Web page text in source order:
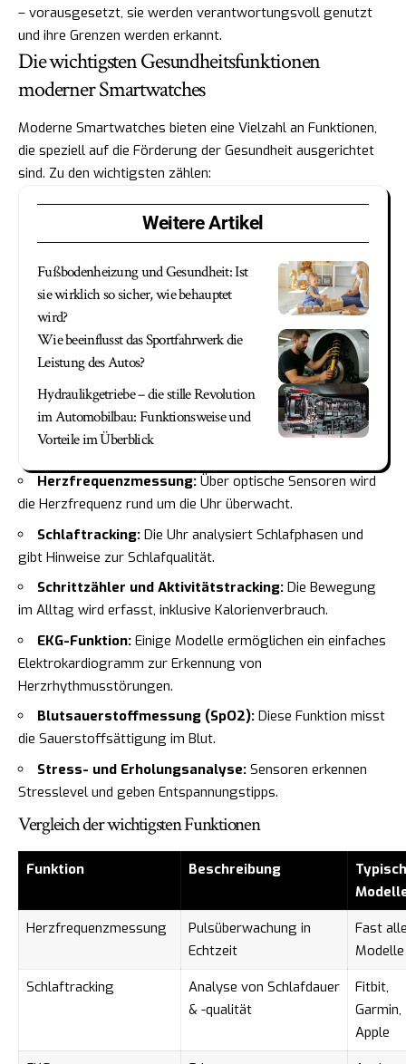
– vorausgesetzt, sie werden verantwortungsvoll genutzt
und ihre Grenzen werden erkannt.
Die wichtigsten Gesundheitsfunktionen
moderner Smartwatches
Moderne Smartwatches bieten eine Vielzahl an Funktionen,
die speziell auf die Förderung der Gesundheit ausgerichtet
sind. Zu den wichtigsten zählen:
Weitere Artikel
Fußbodenheizung und Gesundheit: Ist
sie wirklich so sicher, wie behauptet
wird?
Wie beeinflusst das Sportfahrwerk die
Leistung des Autos?
Hydraulikgetriebe – die stille Revolution
im Automobilbau: Funktionsweise und
Vorteile im Überblick
Herzfrequenzmessung: Über optische Sensoren wird
die Herzfrequenz rund um die Uhr überwacht.
Schlaftracking: Die Uhr analysiert Schlafphasen und
gibt Hinweise zur Schlafqualität.
Schrittzähler und Aktivitätstracking: Die Bewegung
im Alltag wird erfasst, inklusive Kalorienverbrauch.
EKG-Funktion: Einige Modelle ermöglichen ein einfaches
Elektrokardiogramm zur Erkennung von
Herzrhythmusstörungen.
Blutsauerstoffmessung (SpO2): Diese Funktion misst
die Sauerstoffsättigung im Blut.
Stress- und Erholungsanalyse: Sensoren erkennen
Stresslevel und geben Entspannungstipps.
Vergleich der wichtigsten Funktionen
Funktion Beschreibung
Herzfrequenzmessung
Pulsüberwachung in
Echtzeit
Fast
Modelle
Schlaftracking
Analyse von Schlafdauer
& -qualität
Fitbit,
Garmin,
Apple